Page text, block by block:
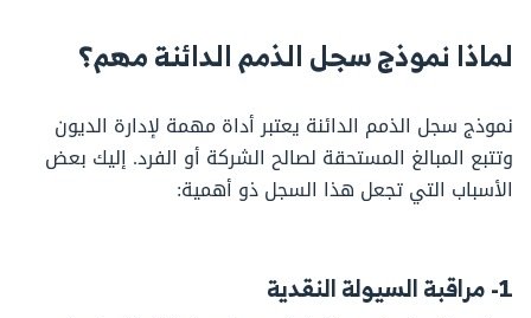
لماذا نموذج سجل الذمم الدائنة مهم؟
نموذج سجل الذمم الدائنة يعتبر أداة مهمة لإدارة الديون
وتتبع المبالغ المستحقة لصالح الشركة أو الفرد. إليك بعض
الأسباب التي تجعل هذا السجل ذو أهمية:
1- مراقبة السيولة النقدية